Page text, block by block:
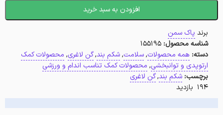
افزودن به سبد خرید
برند پاک سمن
شناسه محصول: 155195
دسته: همه محصولات,سلامت,شکم بند,گن لاغری, محصولات کمک
ارتوپدی و توانبخشی, محصولات کمک تناسب اندام و ورزشی
برچسب: شکم بند,گن لاغری
194 بازدید